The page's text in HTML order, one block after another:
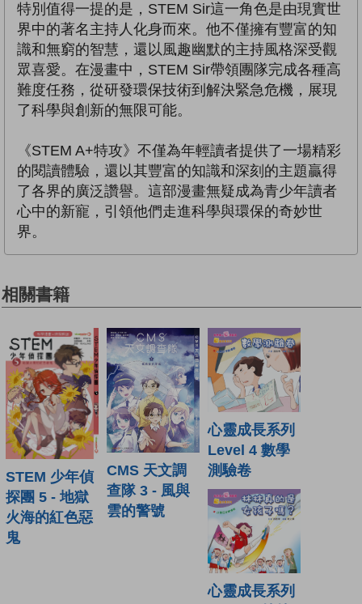
特別值得一提的是，STEM Sir這一角色是由現實世
界中的著名主持人化身而來。他不僅擁有豐富的知
識和無窮的智慧，還以風趣幽默的主持風格深受觀
眾喜愛。在漫畫中，STEM Sir帶領團隊完成各種高
難度任務，從研發環保技術到解決緊急危機，展現
了科學與創新的無限可能。
《STEM A+特攻》不僅為年輕讀者提供了一場精彩
的閱讀體驗，還以其豐富的知識和深刻的主題贏得
了各界的廣泛讚譽。這部漫畫無疑成為青少年讀者
心中的新寵，引領他們走進科學與環保的奇妙世
界。
相關書籍
STEM 少年偵
探團 5 - 地獄
火海的紅色惡
鬼
CMS 天文調
查隊 3 - 風與
雲的警號
心靈成長系列
Level 4 數學
測驗卷
心靈成長系列